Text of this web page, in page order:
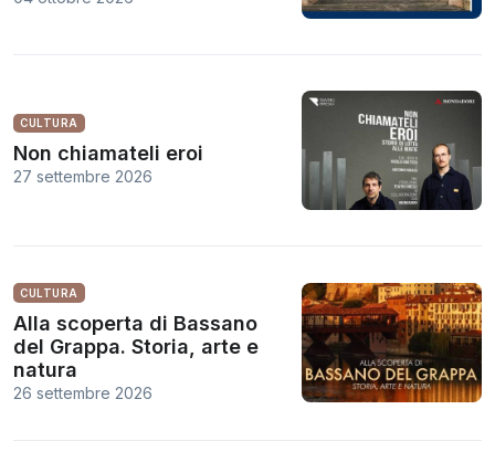
CULTURA
Non chiamateli eroi
27 settembre 2026
CULTURA
Alla scoperta di Bassano
del Grappa. Storia, arte e
natura
26 settembre 2026